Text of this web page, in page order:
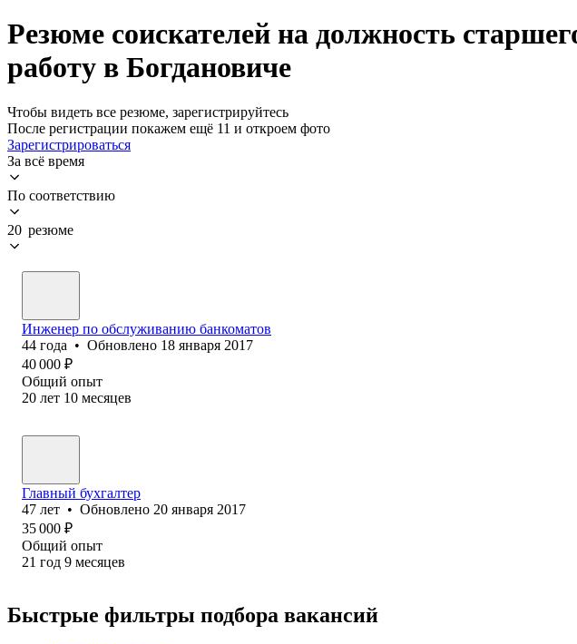
Резюме соискателей на должность
работу в Богдановиче
Чтобы видеть все резюме, зарегистрируйтесь
После регистрации покажем ещё 11 и откроем фото
Зарегистрироваться
За всё время
По соответствию
20 резюме
Инженер по обслуживанию банкоматов
44 года • Обновлено 18 января 2017
40 000 ₽
Общий опыт
20 лет 10 месяцев
Главный бухгалтер
47 лет • Обновлено 20 января 2017
35 000 ₽
Общий опыт
21 год 9 месяцев
Быстрые фильтры подбора вакансий